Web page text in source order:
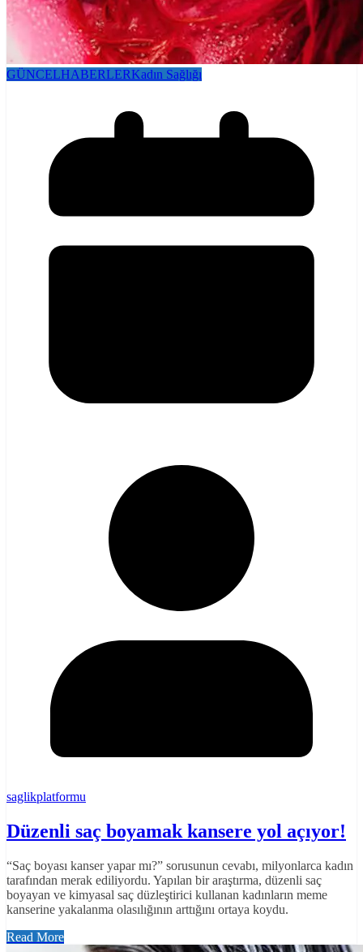
GÜNCELHABERLERKadın Sağlığı
saglikplatformu
Düzenli saç boyamak kansere yol açıyor!
“Saç boyası kanser yapar mı?” sorusunun cevabı, milyonlarca kadın
tarafından merak ediliyordu. Yapılan bir araştırma, düzenli saç
boyayan ve kimyasal saç düzleştirici kullanan kadınların meme
kanserine yakalanma olasılığının arttığını ortaya koydu.
Read More